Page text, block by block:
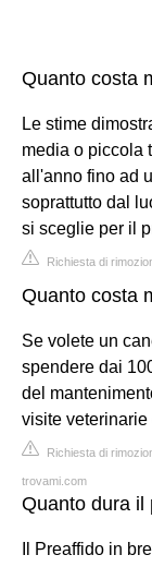
Quanto costa
Le stime
media o piccola
all'anno fino ad
soprattutto dal
si sceglie per il
Richiesta di
Quanto costa
Se volete un
spendere dai
del
visite
Richiesta di
trovami.com
Quanto dura il
Il Preaffido in